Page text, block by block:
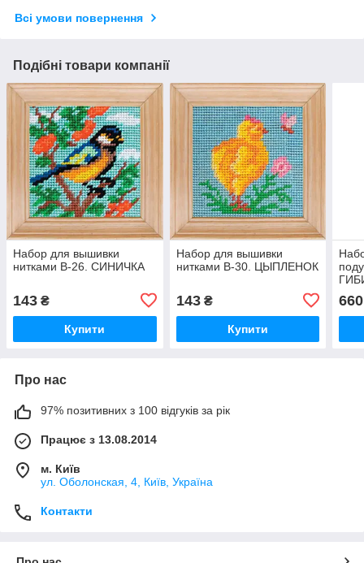
Всі умови повернення
Подібні товари компанії
Набор для вышивки
нитками B-26. СИНИЧКА
143 ₴
Купити
Набор для вышивки
нитками B-30. ЦЫПЛЕНОК
143₴
Купити
660
Про нас
97% позитивних з 100 відгуків за рік
Працює з 13.08.2014
м. Київ
ул. Оболонская, 4, Київ, Україна
Контакти